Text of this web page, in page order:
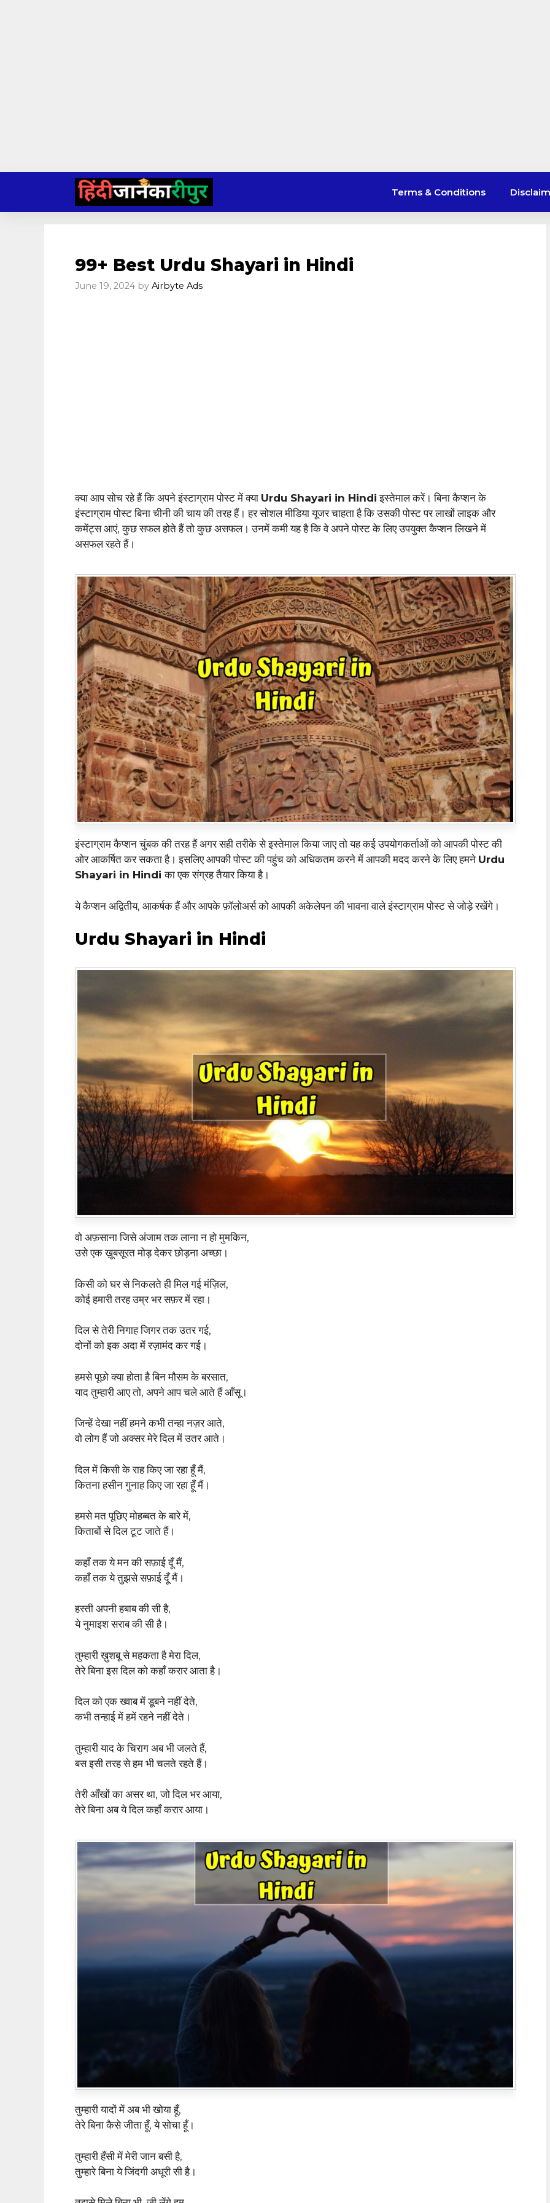
content
Terms & Conditions
99+ Best Urdu Shayari in Hindi
June 19, 2024 by Airbyte Ads
क्या आप सोच रहे हैं कि अपने इंस्टाग्राम पोस्ट में क्या Urdu Shayari in Hindi इस्तेमाल करें। बिना कैप्शन के
इंस्टाग्राम पोस्ट बिना चीनी की चाय की तरह हैं। हर सोशल मीडिया यूजर चाहता है कि उसकी पोस्ट पर लाखों लाइक और
कमेंट्स आएं, कुछ सफल होते हैं तो कुछ असफल। उनमें कमी यह है कि वे अपने पोस्ट के लिए उपयुक्त कैप्शन लिखने में
असफल रहते हैं।
इंस्टाग्राम कैप्शन चुंबक की तरह हैं अगर सही तरीके से इस्तेमाल किया जाए तो यह कई उपयोगकर्ताओं को आपकी पोस्ट की
ओर आकर्षित कर सकता है। इसलिए आपकी पोस्ट की पहुंच को अधिकतम करने में आपकी मदद करने के लिए हमने Urdu
Shayari in Hindiका एक संग्रह तैयार किया है।
ये कैप्शन अद्वितीय, आकर्षक हैं और आपके फ़ॉलोअर्स को आपकी अकेलेपन की भावना वाले इंस्टाग्राम पोस्ट से जोड़े रखेंगे।
Urdu Shayari in Hindi
वो अफ़साना जिसे अंजाम तक लाना न हो मुमकिन,
उसे एक ख़ूबसूरत मोड़ देकर छोड़ना अच्छा।
किसी को घर से निकलते ही मिल गई मंज़िल,
कोई हमारी तरह उम्र भर सफ़र में रहा।
दिल से तेरी निगाह जिगर तक उतर गई,
दोनों को इक अदा में रज़ामंद कर गई।
हमसे पूछो क्या होता है बिन मौसम के बरसात,
याद तुम्हारी आए तो, अपने आप चले आते हैं आँसू।
जिन्हें देखा नहीं हमने कभी तन्हा नज़र आते,
वो लोग हैं जो अक्सर मेरे दिल में उतर आते।
दिल में किसी के राह किए जा रहा हूँ मैं,
कितना हसीन गुनाह किए जा रहा हूँ मैं।
हमसे मत पूछिए मोहब्बत के बारे में,
किताबों से दिल टूट जाते हैं।
कहाँ तक ये मन की सफ़ाई दूँ मैं,
कहाँ तक ये तुझसे सफ़ाई दूँ मैं।
हस्ती अपनी हबाब की सी है,
ये नुमाइश सराब की सी है।
तुम्हारी ख़ुशबू से महकता है मेरा दिल,
तेरे बिना इस दिल को कहाँ करार आता है।
दिल को एक ख्वाब में डूबने नहीं देते,
कभी तन्हाई में हमें रहने नहीं देते।
तुम्हारी याद के चिराग अब भी जलते हैं,
बस इसी तरह से हम भी चलते रहते हैं।
तेरी आँखों का असर था, जो दिल भर आया,
तेरे बिना अब ये दिल कहाँ करार आया।
तुम्हारी यादों में अब भी खोया हूँ,
तेरे बिना कैसे जीता हूँ, ये सोचा हूँ।
तुम्हारी हँसी में मेरी जान बसी है,
तुम्हारे बिना ये जिंदगी अधूरी सी है।